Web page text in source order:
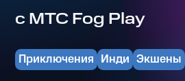
с МТС Fog Play
Приключения Инди Экшены